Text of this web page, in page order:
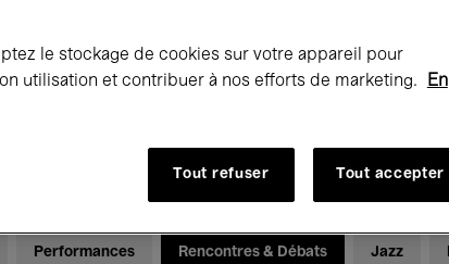
à Bozar
Performances Rencontres & Débats Jazz
le stockage de cookies sur votre appareil pour
utilisation et contribuer à nos efforts de marketing.
En
Tout refuser Tout accepter